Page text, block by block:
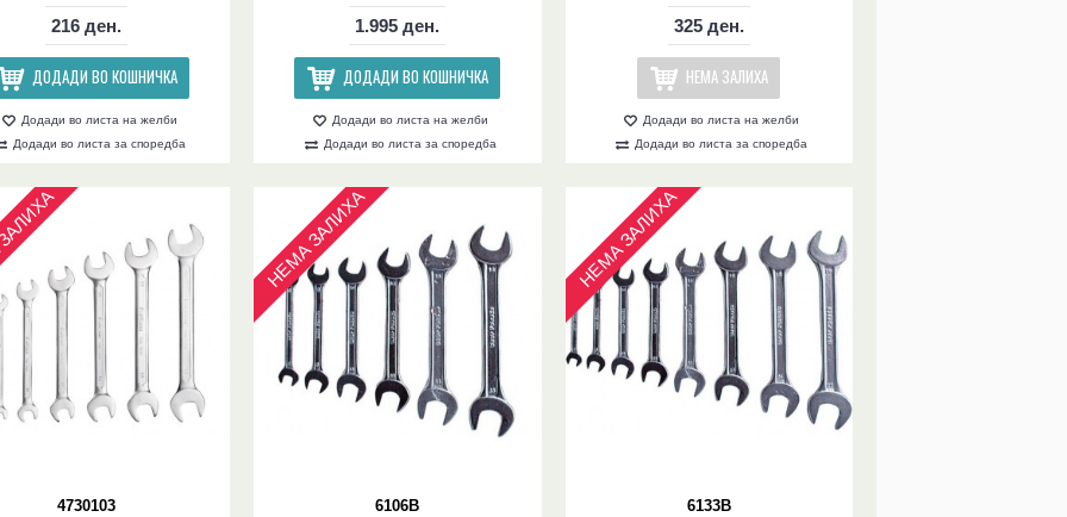
216 ден.
ДОДАДИ ВО КОШНИЧКА
Додади во листа на желби
Додади во листа за споредба
1.995 ден.
ДОДАДИ ВО КОШНИЧКА
Додади во листа на желби
Додади во листа за споредба
325 ден.
НЕМА ЗАЛИХА
Додади во листа на желби
Додади во листа за споредба
4730103 6106B
НЕМА ЗАЛИХА
6133B
НЕМА ЗАЛИХА